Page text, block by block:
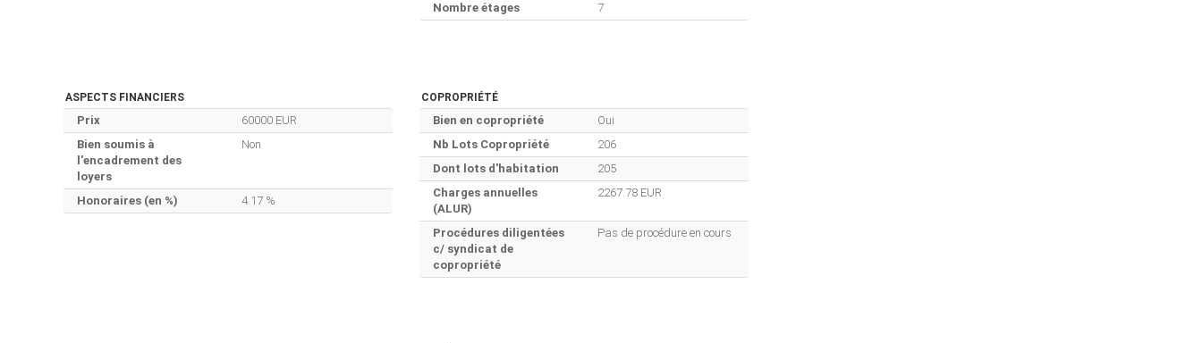
Nombre étages
7
ASPECTS FINANCIERS
Prix
60000 EUR
Bien soumis à
l'encadrement des
loyers
Non
Honoraires (en %) 4.17 %
COPROPRIÉTÉ
Bien en copropriété
Oui
Nb Lots Copropriété
206
Dont lots d'habitation
205
Charges annuelles
(ALUR)
2267.78 EUR
Procédures diligentées
c/ syndicat de
copropriété
Pas de procédure en cours